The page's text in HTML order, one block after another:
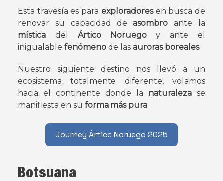
Esta travesía es para exploradores en busca de
renovar su capacidad deasombroante la
mística del Ártico Noruegoy ante el
inigualable fenómeno de las auroras boreales.
Nuestro siguiente destino nos llevó a un
ecosistema totalmente diferente, volamos
hacia el continente donde la naturaleza se
manifiesta en su forma más pura.
Journey Ártico Noruego 2025
Botsuana